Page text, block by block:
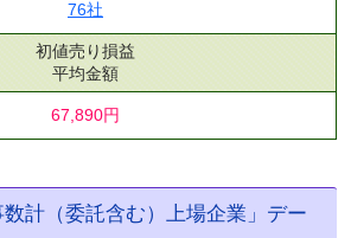
76社
初値売り損益
平均金額
67,890円
計（委託含む）上場企業」デー